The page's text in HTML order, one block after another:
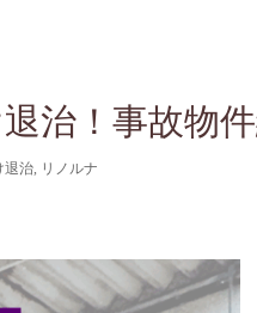
治！事故物
退治 リノルナ